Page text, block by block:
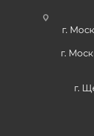
г.
г.
г.